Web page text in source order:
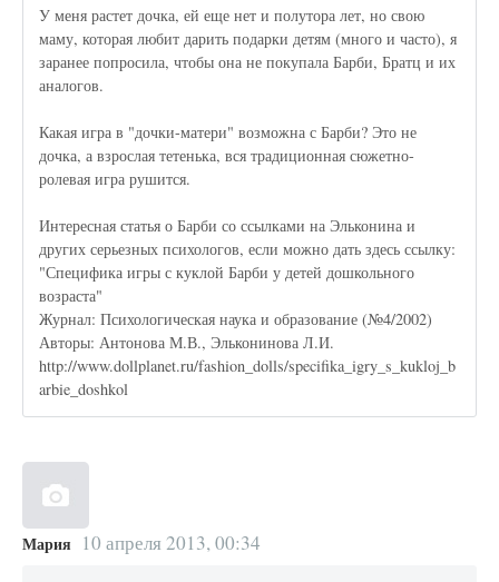
У меня растет дочка, ей еще нет и полутора лет, но свою
маму, которая любит дарить подарки детям (много и часто), я
заранее попросила, чтобы она не покупала Барби, Братц и их
аналогов.
Какая игра в "дочки-матери" возможна с Барби? Это не
дочка, а взрослая тетенька, вся традиционная сюжетно-
ролевая игра рушится.
Интересная статья о Барби со ссылками на Эльконина и
других серьезных психологов, если можно дать здесь ссылку:
"Специфика игры с куклой Барби у детей дошкольного
возраста"
Журнал: Психологическая наука и образование (№4/2002)
Авторы: Антонова М.В., Эльконинова Л.И.
http://www.dollplanet.ru/fashion_dolls/specifika_igry_s_kukloj_b
arbie_doshkol
Мария 10 апреля 2013, 00:34